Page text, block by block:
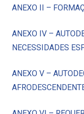
ANEXO II –
ANEXO IV –
NECESSIDADES
ANEXO V –